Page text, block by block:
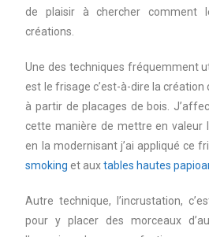
de plaisir à chercher comment
créations.
Une des techniques fréquemment
est le frisage c’est-à-dire la
à partir de placages de bois.
cette manière de mettre en valeur
en la modernisant j’ai appliqué ce
smoking et auxtables hautes
Autre technique, l’incrustation,
pour y placer des morceaux